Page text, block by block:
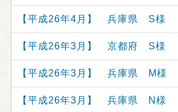
【平成26年4月】 兵庫県 S様
【平成26年3月】 京都府 S様
【平成26年3月】 兵庫県 M様
【平成26年3月】 兵庫県 N様